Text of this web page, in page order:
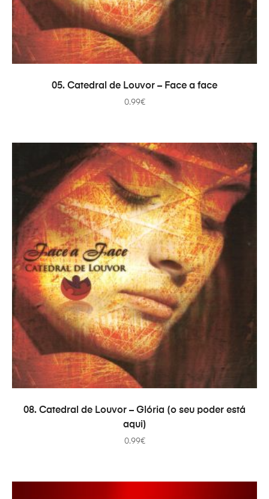
ADICIONAR
05. Catedral de Louvor – Face a face
0.99€
ADICIONAR
08. Catedral de Louvor – Glória (o seu poder está
aqui)
0.99€